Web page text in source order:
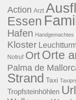
Action Arzt
Essen
Hafen Handgemachtes
Kloster
Notruf Ort Orte
Palma de
Strand Taxi
Tropfsteinhöhlen